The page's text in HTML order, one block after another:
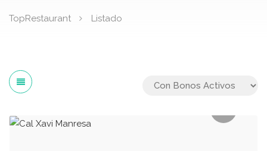
TopRestaurant Listado